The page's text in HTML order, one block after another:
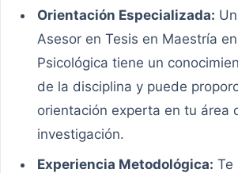
Orientación Especializada:
Asesor en Tesis en Maestría
Psicológica tiene un
de la disciplina y puede
orientación experta en tu área
investigación.
Experiencia Metodológica: Te